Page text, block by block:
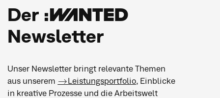
Der :WANTED
Newsletter
Unser Newsletter bringt relevante Themen
aus unserem
Leistungsportfolio, Einblicke
in kreative Prozesse und die Arbeitswelt